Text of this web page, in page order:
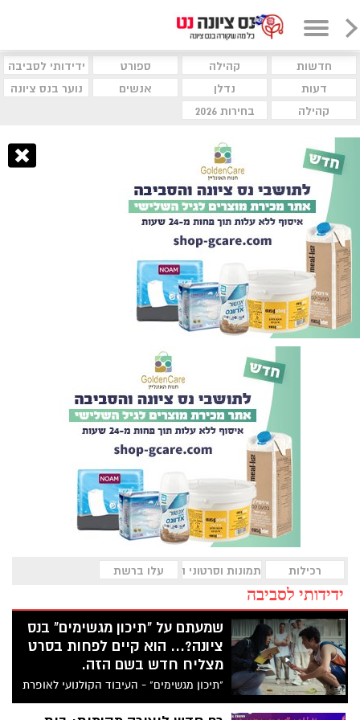
חדשות קהילה ספורט
ידידותי לסביבה
דעות
נדלן אנשים
נוער בנס ציונה
קהילה
בחירות 2026
רכילות תמונות וסרטוני השבועעלו ברשת
ידידותי לסביבה
שמעתם על "תיכון מגשימים" בנס
ציונה?... הוא קיים לפחות בסרט
מצליח חדש בשם הזה.
"תיכון מגשימים" - העיבוד הקולנועי לאופרת
הראפ המצליחה מאת עמית אולמן וג'ימבו ג'יי